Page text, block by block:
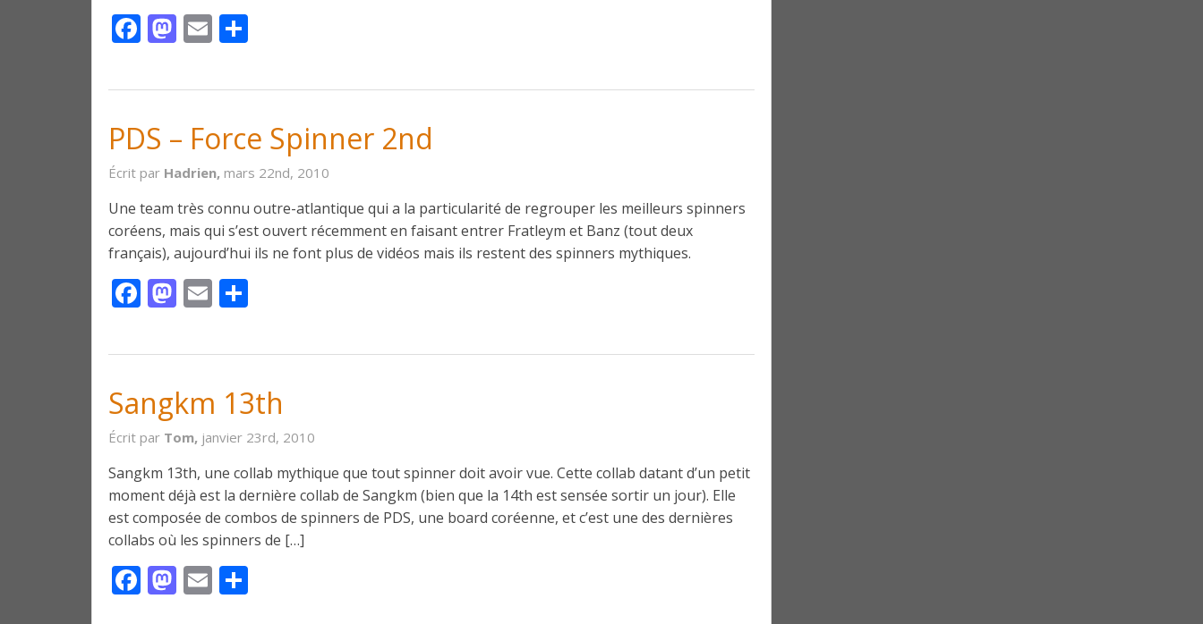
Facebook
Mastodon
Email
PDS – Force Spinner 2nd
Écrit par Hadrien, mars 22nd, 2010
Une team très connu outre-atlantique qui a la particularité de regrouper les meilleurs spinners
coréens, mais qui s’est ouvert récemment en faisant entrer Fratleym et Banz (tout deux
français), aujourd’hui ils ne font plus de vidéos mais ils restent des spinners mythiques.
Facebook
Mastodon
Email
Sangkm 13th
Écrit par Tom, janvier 23rd, 2010
Sangkm 13th, une collab mythique que tout spinner doit avoir vue. Cette collab datant d’un petit
moment déjà est la dernière collab de Sangkm (bien que la 14th est sensée sortir un jour). Elle
est composée de combos de spinners de PDS, une board coréenne, et c’est une des dernières
collabs où les spinners de […]
Facebook
Mastodon
Email